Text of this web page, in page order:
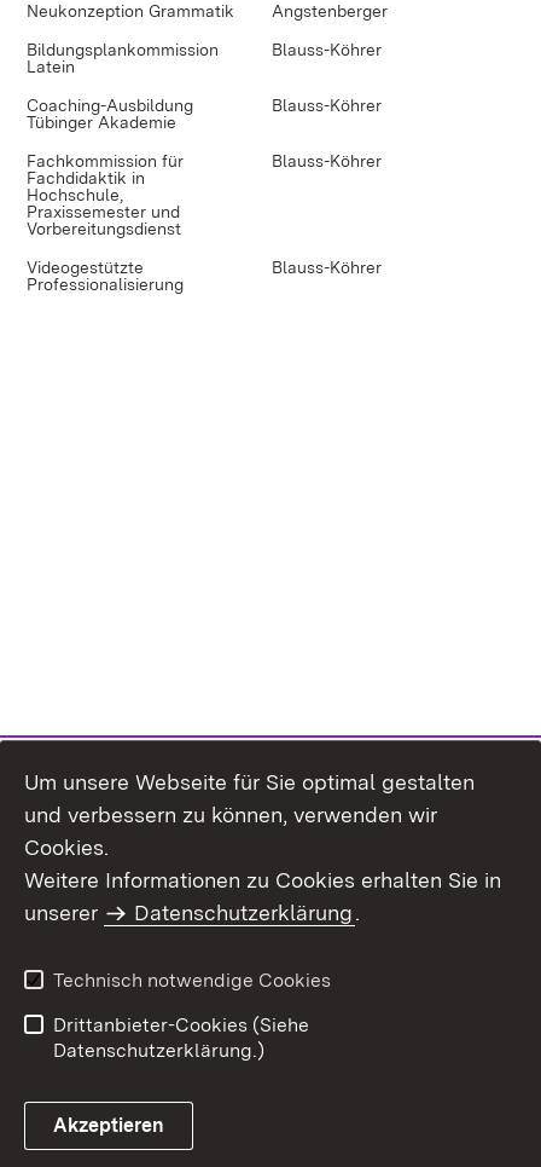
Neukonzeption Grammatik
Angstenberger
Bildungsplankommission
Latein
Blauss-Köhrer
Coaching-Ausbildung
Tübinger Akademie
Blauss-Köhrer
Fachkommission für
Fachdidaktik in
Hochschule,
Praxissemester und
Vorbereitungsdienst
Blauss-Köhrer
Videogestützte
Professionalisierung
Blauss-Köhrer
Benutzungshinweise
Erklärung zur
Um unsere Webseite für Sie optimal gestalten
und verbessern zu können, verwenden wir
Cookies.
Weitere Informationen zu Cookies erhalten Sie in
unserer
Datenschutzerklärung.
Technisch notwendige Cookies
Drittanbieter-Cookies (Siehe
Datenschutzerklärung.)
Akzeptieren